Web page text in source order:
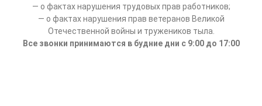
— о фактах нарушения трудовых прав работников;
— о фактах нарушения прав ветеранов Великой
Отечественной войны и тружеников тыла.
Все звонки принимаются в будние дни с 9:00 до 17:00